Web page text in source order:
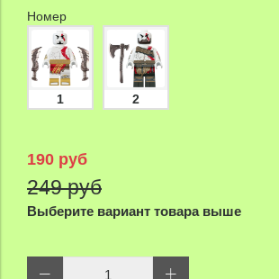
Номер
1 2
190 руб
249 руб
Выберите вариант товара выше